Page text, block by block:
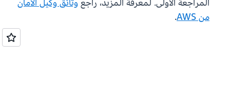
المراجعة الأولى. لمعرفة المزيد، راجعوثائق وكيل الأمان
من AWS
.